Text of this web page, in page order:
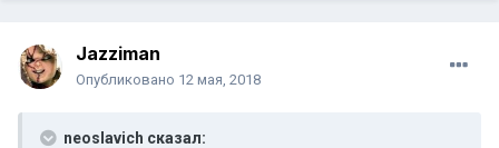
Jazziman
Опубликовано 12 мая, 2018
neoslavich сказал: